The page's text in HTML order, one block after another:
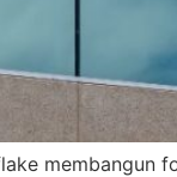
membangun